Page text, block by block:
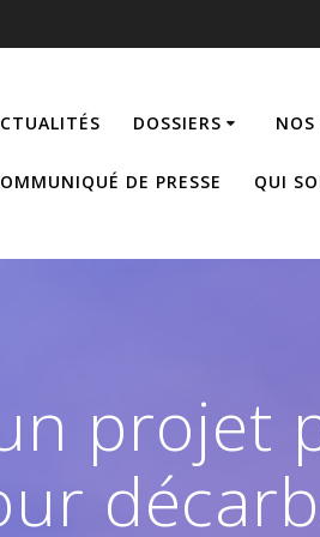
DOSSIERS
DE PRESSE QUI
projet